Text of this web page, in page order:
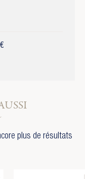
plus de résultats